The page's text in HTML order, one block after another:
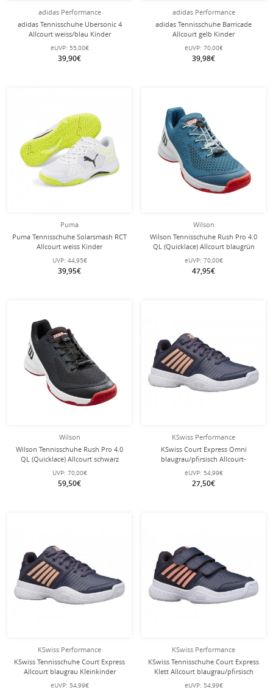
adidas Performance
adidas Tennisschuhe Ubersonic 4
Allcourt weiss/blau Kinder
eUVP: 55,00€
39,90€
adidas Performance
adidas Tennisschuhe Barricade
Allcourt gelb Kinder
eUVP: 70,00€
39,98€
Puma
Puma Tennisschuhe Solarsmash RCT
Allcourt weiss Kinder
UVP: 44,95€
39,95€
Wilson
Wilson Tennisschuhe Rush Pro 4.0
QL (Quicklace) Allcourt blaugrün
Kinder
eUVP: 70,00€
47,95€
Wilson
Wilson Tennisschuhe Rush Pro 4.0
QL (Quicklace) Allcourt schwarz
Kinder
UVP: 70,00€
59,50€
KSwiss Performance
KSwiss Court Express Omni
blaugrau/pfirsisch Allcourt-
Tennisschuhe Kinder
eUVP: 54,99€
27,50€
KSwiss Performance
KSwiss Tennisschuhe Court Express
Allcourt blaugrau Kleinkinder
eUVP: 54,99€
KSwiss Performance
KSwiss Tennisschuhe Court Express
Klett Allcourt blaugrau/pfirsisch
Kleinkinder
eUVP: 54,99€